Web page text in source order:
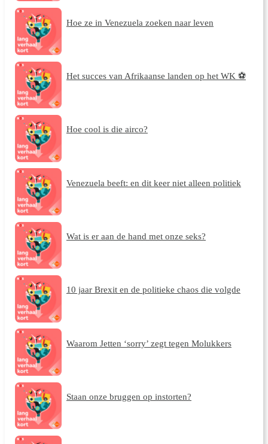
Hoe ze in Venezuela zoeken naar leven
Het succes van Afrikaanse landen op het WK ⚽
Hoe cool is die airco?
Venezuela beeft: en dit keer niet alleen politiek
Wat is er aan de hand met onze seks?
10 jaar Brexit en de politieke chaos die volgde
Waarom Jetten ‘sorry’ zegt tegen Molukkers
Staan onze bruggen op instorten?